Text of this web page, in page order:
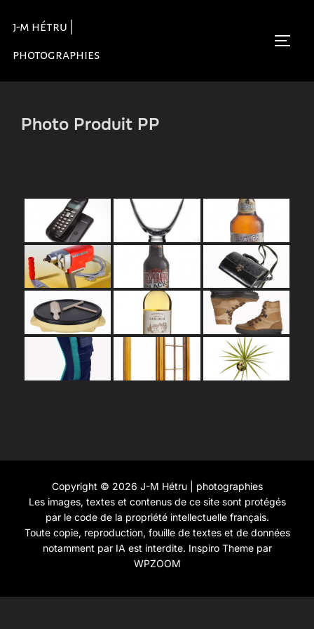
contenu
j-m hétru |
photographies
Photo Produit PP
Copyright © 2026 J-M Hétru | photographies
Les images, textes et contenus de ce site sont protégés
par le code de la propriété intellectuelle français.
Toute copie, reproduction, fouille de textes et de données
notamment par IA est interdite. Inspiro Themepar
WPZOOM